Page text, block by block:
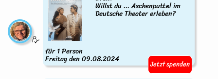
Willst du ... Aschenputtel im
Deutsche Theater erleben?
für 1 Person
Freitag den 09.08.2024 Jetzt spenden